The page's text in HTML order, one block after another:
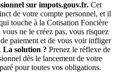
sur impots.gouv.fr. Cet
de votre compte personnel, et il
touche à la Cotisation Foncière
ne le créez pas, vous risquez
de paiement et de vous voir infliger
La solution ? Prenez le réflexe de
dès le lancement de votre
pour toutes vos obligations.